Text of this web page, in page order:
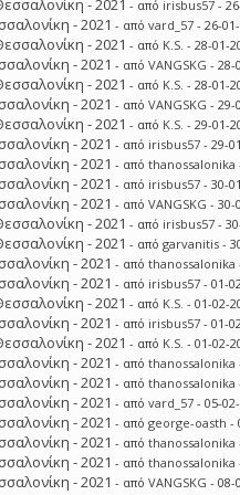
- 2021 - από irisbus57 -
- 2021 - απόvard_57 - 26-
- 2021 - από K.S. - 28-01-
- 2021 - απόVANGSKG - 28-
- 2021 - από K.S. - 28-01-
- 2021 - απόVANGSKG - 29-
- 2021 - από K.S. - 29-01-
- 2021 - από irisbus57 - 29-
- 2021 - απόthanossalonika
- 2021 - από irisbus57 - 30-
- 2021 - απόVANGSKG - 30-
- 2021 - από irisbus57 -
- 2021 - απόgarvanitis -
- 2021 - απόthanossalonika
- 2021 - από irisbus57 - 01-
- 2021 - από K.S. - 01-02-
- 2021 - από irisbus57 - 01-
- 2021 - από K.S. - 01-02-
- 2021 - απόthanossalonika
- 2021 - απόthanossalonika
- 2021 - απόvard_57 - 05-
- 2021 - απόgeorge-oasth -
- 2021 - απόthanossalonika
- 2021 - απόthanossalonika
- 2021 - απόVANGSKG - 08-